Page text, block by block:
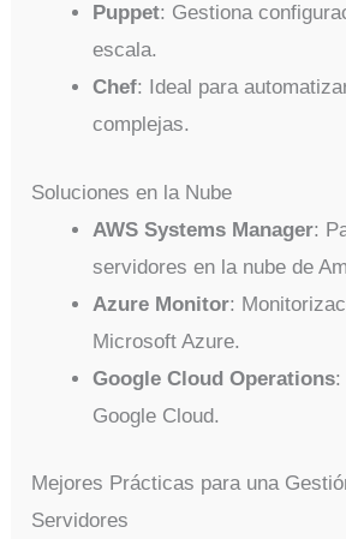
Puppet: Gestiona
escala.
Chef: Ideal para
complejas.
Soluciones en la Nube
AWS Systems Manager:
servidores en la nube de
Azure Monitor:
Microsoft Azure.
Google Cloud Operations:
Google Cloud.
Mejores Prácticas para una
Servidores